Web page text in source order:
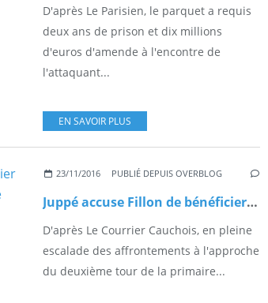
D'après Le Parisien, le parquet a requis
deux ans de prison et dix millions
d'euros d'amende à l'encontre de
l'attaquant...
EN SAVOIR PLUS
23/11/2016 PUBLIÉ DEPUIS OVERBLOG
Juppé accuse Fillon de bénéficier d'un soutien de l'extrême droite
D'après Le Courrier Cauchois, en pleine
escalade des affrontements à l'approche
du deuxième tour de la primaire...